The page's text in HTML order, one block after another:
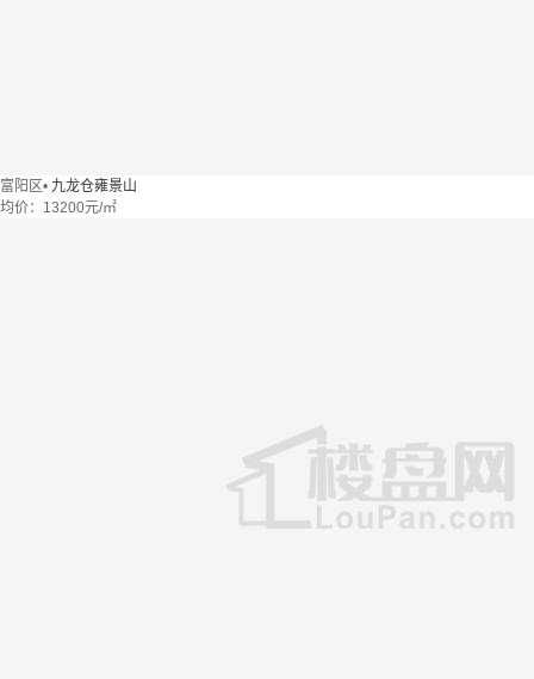
富阳区• 九龙仓雍景山
均价： 13200元/㎡